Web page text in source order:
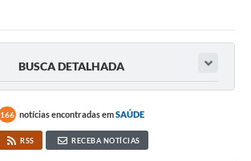
BUSCA DETALHADA
166 notícias encontradas emSAÚDE
RSS RECEBA NOTÍCIAS